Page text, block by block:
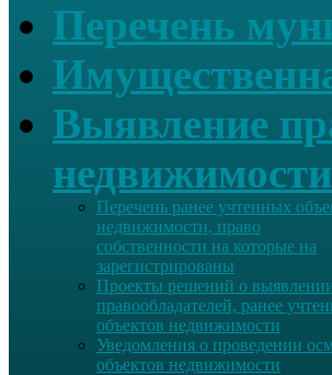
Перечень
Выявление
недвижимости
Перечень ранее учтенных
недвижимости, право
собственности на которые на
зарегистрированы
Проекты решений о
правообладателей, ранее
объектов недвижимости
Уведомления о проведении
объектов недвижимости